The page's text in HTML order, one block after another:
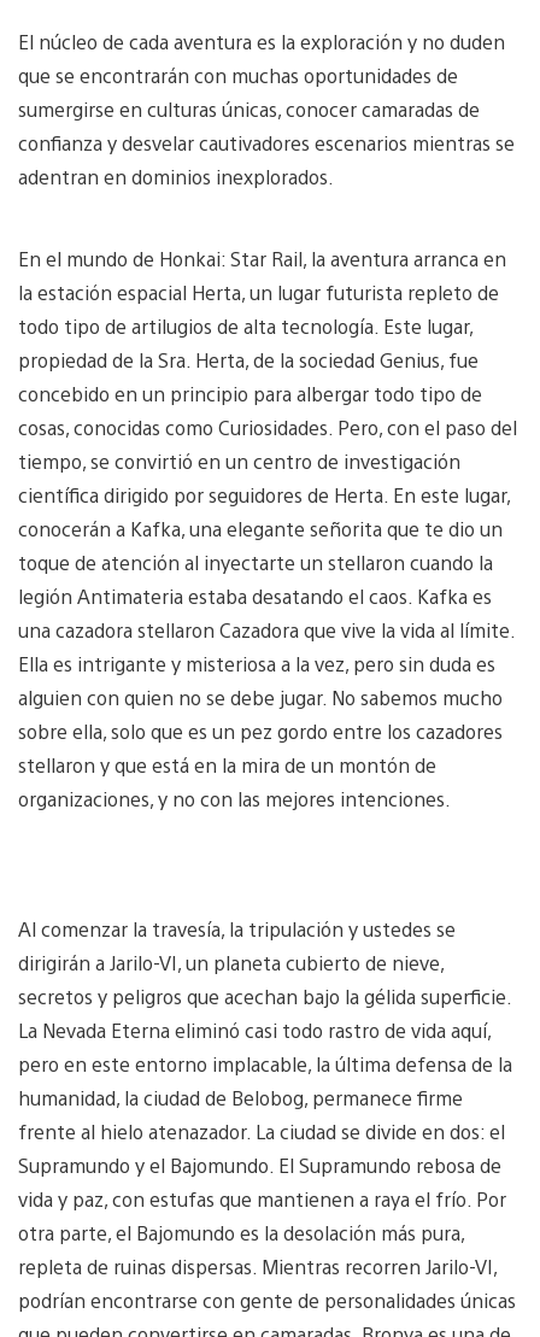
El núcleo de cada aventura es la exploración y no duden
que se encontrarán con muchas oportunidades de
sumergirse en culturas únicas, conocer camaradas de
confianza y desvelar cautivadores escenarios mientras se
adentran en dominios inexplorados.
En el mundo de Honkai: Star Rail, la aventura arranca en
la estación espacial Herta, un lugar futurista repleto de
todo tipo de artilugios de alta tecnología. Este lugar,
propiedad de la Sra. Herta, de la sociedad Genius, fue
concebido en un principio para albergar todo tipo de
cosas, conocidas como Curiosidades. Pero, con el paso del
tiempo, se convirtió en un centro de investigación
científica dirigido por seguidores de Herta. En este lugar,
conocerán a Kafka, una elegante señorita que te dio un
toque de atención al inyectarte un stellaron cuando la
legión Antimateria estaba desatando el caos. Kafka es
una cazadora stellaron Cazadora que vive la vida al límite.
Ella es intrigante y misteriosa a la vez, pero sin duda es
alguien con quien no se debe jugar. No sabemos mucho
sobre ella, solo que es un pez gordo entre los cazadores
stellaron y que está en la mira de un montón de
organizaciones, y no con las mejores intenciones.
Al comenzar la travesía, la tripulación y ustedes se
dirigirán a Jarilo-VI, un planeta cubierto de nieve,
secretos y peligros que acechan bajo la gélida superficie.
La Nevada Eterna eliminó casi todo rastro de vida aquí,
pero en este entorno implacable, la última defensa de la
humanidad, la ciudad de Belobog, permanece firme
frente al hielo atenazador. La ciudad se divide en dos: el
Supramundo y el Bajomundo. El Supramundo rebosa de
vida y paz, con estufas que mantienen a raya el frío. Por
otra parte, el Bajomundo es la desolación más pura,
repleta de ruinas dispersas. Mientras recorren Jarilo-VI,
podrían encontrarse con gente de personalidades únicas